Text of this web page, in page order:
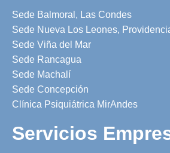
Sede Balmoral, Las Condes
Sede Nueva Los Leones,
Sede Viña del Mar
Sede Rancagua
Sede Machalí
Sede Concepción
Clínica Psiquiátrica MirAndes
Servicios